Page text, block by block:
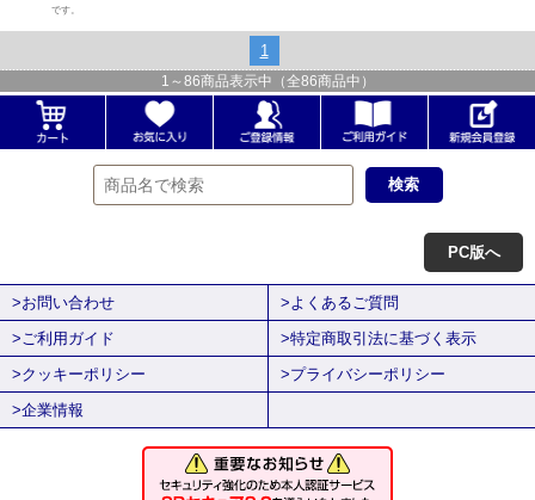
です。
1
1 ～ 86商品表示中（全86商品中）
PC版へ
>お問い合わせ
>よくあるご質問
>ご利用ガイド
>特定商取引法に基づく表示
>クッキーポリシー
>プライバシーポリシー
>企業情報